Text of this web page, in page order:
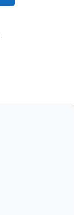
Pretraži kurseve